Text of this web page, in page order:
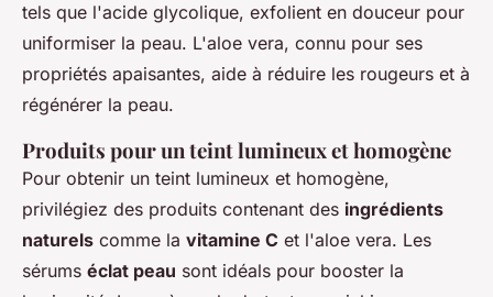
tels que l'acide glycolique, exfolient en douceur pour
uniformiser la peau. L'aloe vera, connu pour ses
propriétés apaisantes, aide à réduire les rougeurs et à
régénérer la peau.
Produits pour un teint lumineux et homogène
Pour obtenir un teint lumineux et homogène,
privilégiez des produits contenant des ingrédients
naturels comme la vitamine C et l'aloe vera. Les
sérums éclat peau sont idéals pour booster la